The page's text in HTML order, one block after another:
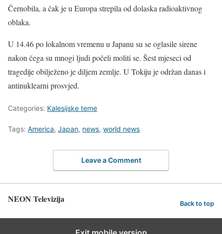
Černobila, a čak je u Europa strepila od dolaska radioaktivnog
oblaka.
U 14.46 po lokalnom vremenu u Japanu su se oglasile sirene
nakon čega su mnogi ljudi počeli moliti se. Šest mjeseci od
tragedije obilježeno je diljem zemlje. U Tokiju je održan danas i
antinuklearni prosvjed.
Categories: Kalesijske teme
Tags: America, Japan, news, world news
Leave a Comment
NEON Televizija Back to top